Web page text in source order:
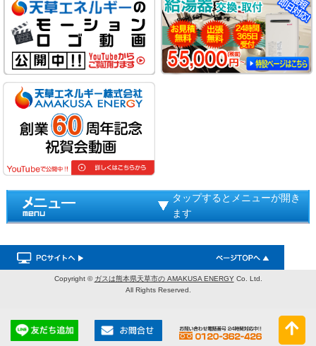
タップするとメニューが開き
ます
Copyright © ガスは熊本県天草市の AMAKUSA ENERGYCo. Ltd.
All Rights Reserved.